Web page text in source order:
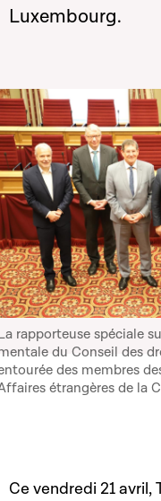
Luxembourg.
rapporteuse spéciale
du Conseil des
des membres
étrangères de la
Ce vendredi 21 avril,